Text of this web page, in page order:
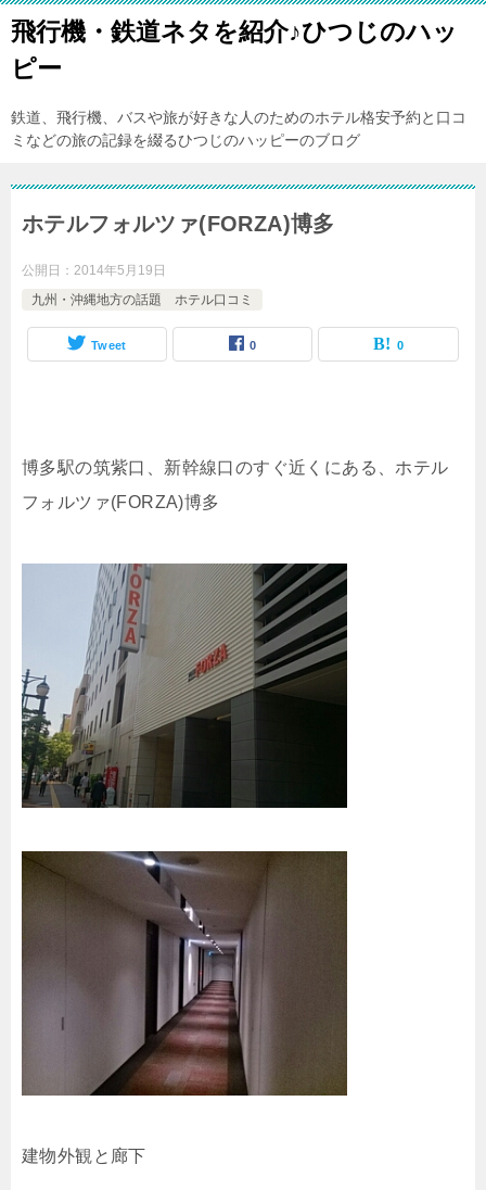
飛行機・鉄道ネタを紹介♪ひつじのハッ
ピー
鉄道、飛行機、バスや旅が好きな人のためのホテル格安予約と口コ
ミなどの旅の記録を綴るひつじのハッピーのブログ
ホテルフォルツァ(FORZA)博多
公開日： 2014年5月19日
九州・沖縄地方の話題 ホテル口コミ
Tweet 0 0
博多駅の筑紫口、新幹線口のすぐ近くにある、ホテル
フォルツァ(FORZA)博多
建物外観と廊下